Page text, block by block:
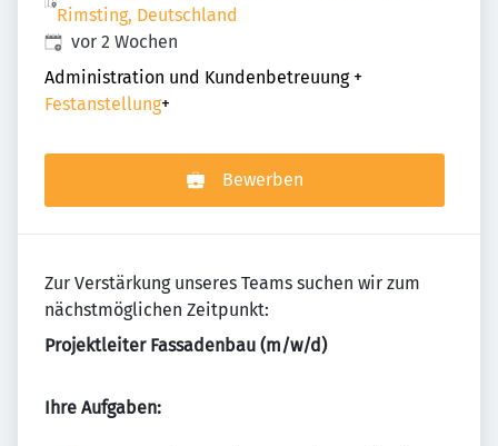
Rimsting, Deutschland
Veröffentlicht:
vor 2 Wochen
Administration und Kundenbetreuung +
Festanstellung+
Bewerben
Zur Verstärkung unseres Teams suchen wir zum
nächstmöglichen Zeitpunkt:
Projektleiter Fassadenbau (m/w/d)
Ihre Aufgaben: